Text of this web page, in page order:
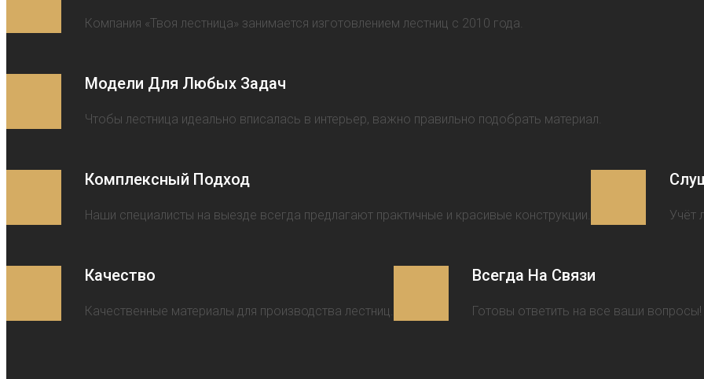
Компания «Твоя лестница» занимается изготовлением лестниц с 2010 года.
Модели Для Любых Задач
Чтобы лестница идеально вписалась в интерьер, важно правильно подобрать материал.
Комплексный Подход
Наши специалисты на выезде всегда предлагают практичные и красивые конструкции. Учёт
Качество
Качественные материалы для производства лестниц.
Всегда На Связи
Готовы ответить на все ваши вопросы!